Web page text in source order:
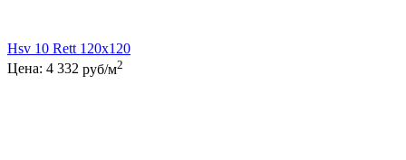
Hsv 10 Rett 120x120
Цена: 4 332 руб/м2